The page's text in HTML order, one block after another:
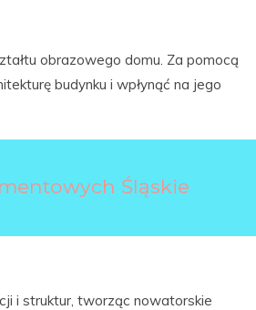
obrazowego domu. Za pomocą
budynku i wpłynąć na jego
Śląskie
i struktur, tworząc nowatorskie